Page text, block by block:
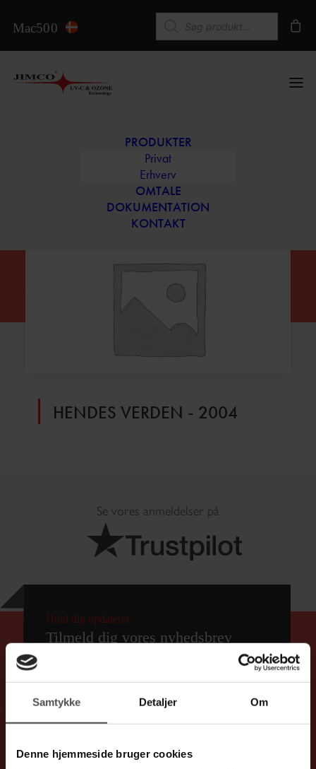
Samtykke Detaljer Om
Denne hjemmeside bruger cookies
Products search
PRODUKTER
Privat
Erhverv
OMTALE
DOKUMENTATION
KONTAKT
Artikel i Hendes Verden fra
HENDES VERDEN - 2004
Se vores anmeldelser på
2-5 gange om året vil du modtage vores nyhedsbrev med
tilbud,